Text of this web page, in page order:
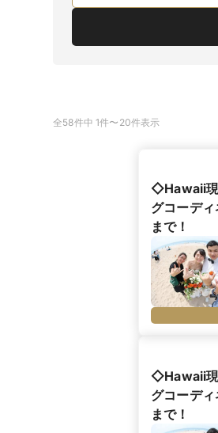
全58件中 1件〜20件表示
◇Hawaii現
グコーデ
まで！
◇Hawaii現
グコーデ
まで！